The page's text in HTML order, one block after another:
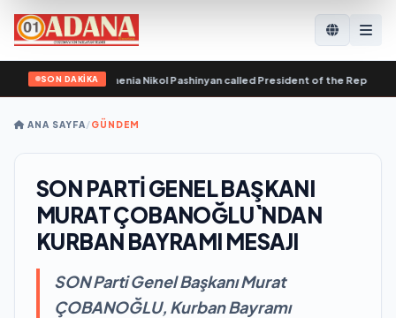
SON DAKİKA
Republic of Armenia Nikol Pashinyan called President of the Republic of
ANA SAYFA/GÜNDEM
SON PARTİ GENEL BAŞKANI
MURAT ÇOBANOĞLU`NDAN
KURBAN BAYRAMI MESAJI
SON Parti Genel Başkanı Murat
ÇOBANOĞLU, Kurban Bayramı